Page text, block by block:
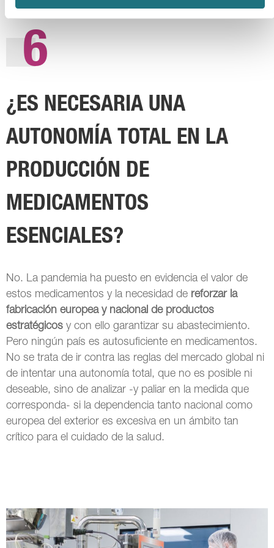
6
¿ES NECESARIA UNA
AUTONOMÍA TOTAL EN LA
PRODUCCIÓN DE
MEDICAMENTOS
ESENCIALES?
No. La pandemia ha puesto en evidencia el valor de
estos medicamentos y la necesidad de reforzar la
fabricación europea y nacional de productos
estratégicosy con ello garantizar su abastecimiento.
Pero ningún país es autosuficiente en medicamentos.
No se trata de ir contra las reglas del mercado global ni
de intentar una autonomía total, que no es posible ni
deseable, sino de analizar -y paliar en la medida que
corresponda- si la dependencia tanto nacional como
europea del exterior es excesiva en un ámbito tan
crítico para el cuidado de la salud.